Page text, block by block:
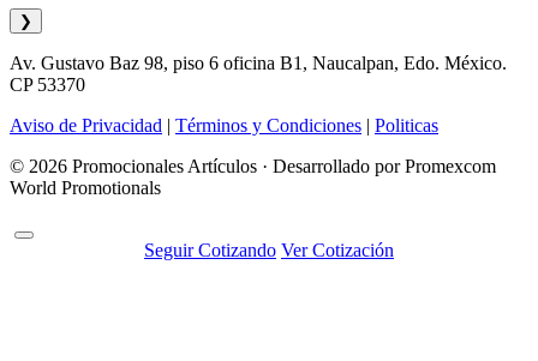
❯
Av. Gustavo Baz 98, piso 6 oficina B1, Naucalpan, Edo. México.
CP 53370
Aviso de Privacidad | Términos y Condiciones | Politicas
© 2026 Promocionales Artículos · Desarrollado por Promexcom
World Promotionals
Seguir Cotizando Ver Cotización